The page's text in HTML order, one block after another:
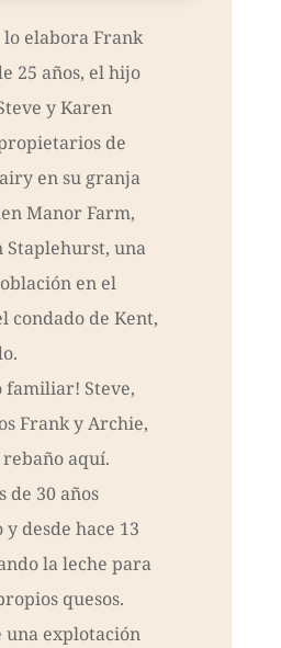
lo elabora Frank
25 años, el hijo
y Karen
de
en su granja
Manor Farm,
Staplehurst, una
en el
condado de Kent,
familiar! Steve,
Frank y Archie,
aquí.
de 30 años
desde hace 13
la leche para
quesos.
una explotación